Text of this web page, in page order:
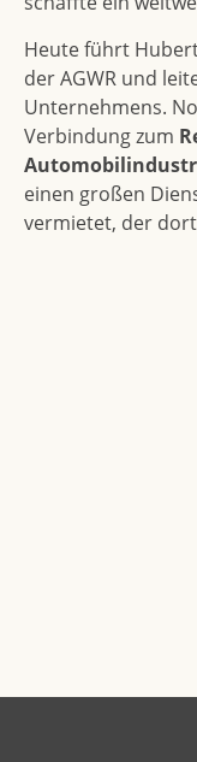
Heute führt
der AGWR und
Unternehmens.
Verbindung zum
einen großen
vermietet, der